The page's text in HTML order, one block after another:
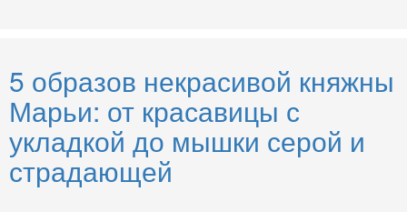
5 образов некрасивой княжны
Марьи: от красавицы с
укладкой до мышки серой и
страдающей